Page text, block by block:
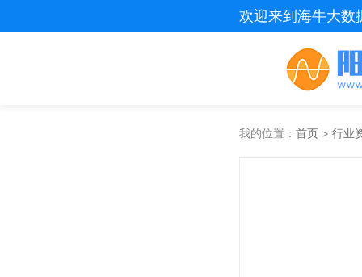
欢迎来到海牛大数
我的位置： 首页 > 行业